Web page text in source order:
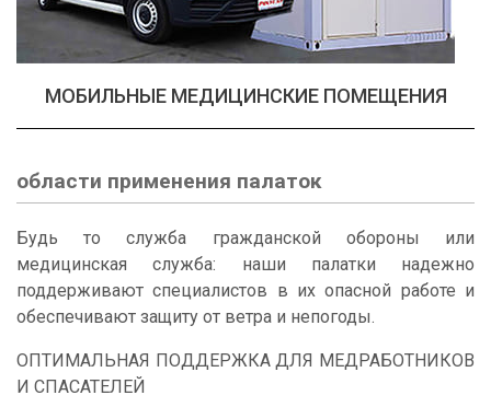
МОБИЛЬНЫЕ МЕДИЦИНСКИЕ ПОМЕЩЕНИЯ
области применения палаток
Будь то служба гражданской обороны или
медицинская служба: наши палатки надежно
поддерживают специалистов в их опасной работе и
обеспечивают защиту от ветра и непогоды.
ОПТИМАЛЬНАЯ ПОДДЕРЖКА ДЛЯ МЕДРАБОТНИКОВ
И СПАСАТЕЛЕЙ